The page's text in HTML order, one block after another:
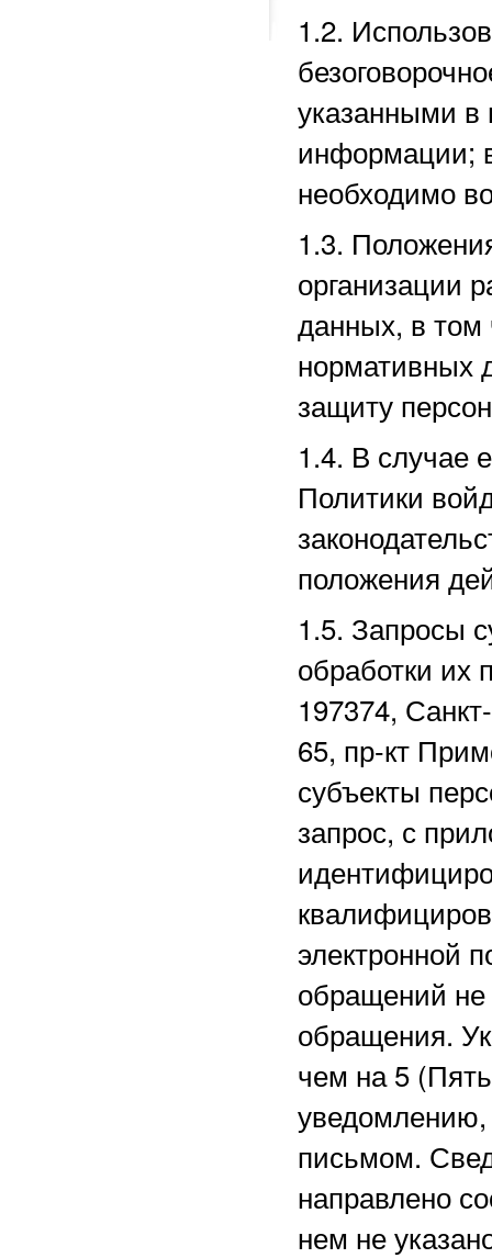
1.2.
указанными в
информации;
необходимо
1.3.
организации
данных, в том
нормативных
защиту
1.4. В случае
Политики
положения
1.5. Запросы
обработки их
197374,
65, пр-кт
субъекты
запрос, с
электронной
обращений
обращения.
чем на 5
уведомлению,
письмом.
направлено
нем не